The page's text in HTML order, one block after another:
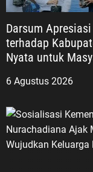
Darsum
terhadap
Nyata untuk
6 Agustus 2026